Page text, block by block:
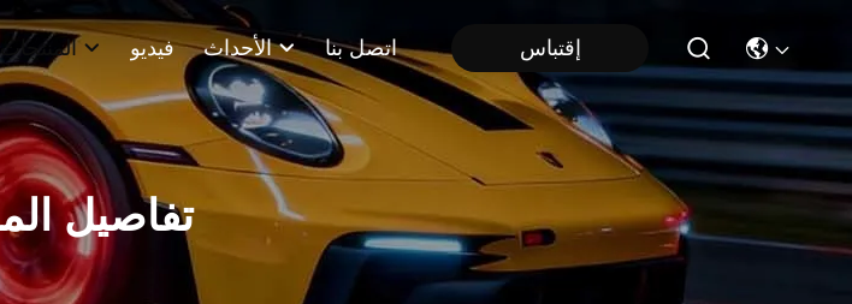
المنتجات فيديو الأحداث اتصل بنا إقتباس
تفاصيل